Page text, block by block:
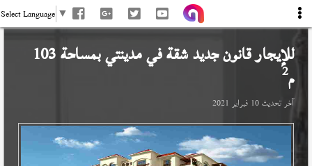
Select Language ▼
للإيجار قانون جديد شقة فيمدينتي بمساحة 103
م2
آخر تحديث10 فبراير 2021